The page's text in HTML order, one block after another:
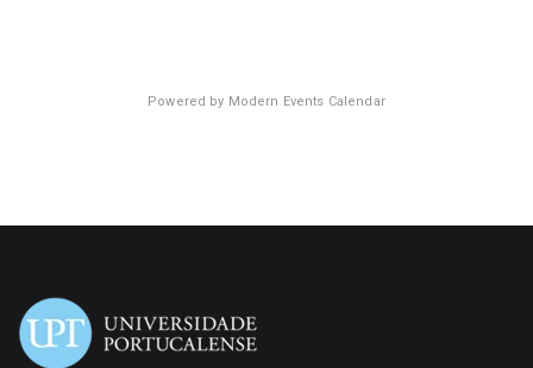
Powered by Modern Events Calendar